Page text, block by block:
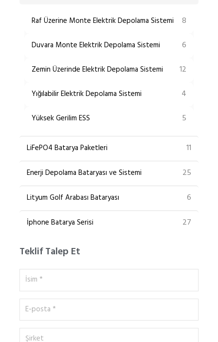
Raf Üzerine Monte Elektrik Depolama Sistemi 8
Duvara Monte Elektrik Depolama Sistemi 6
Zemin Üzerinde Elektrik Depolama Sistemi 12
Yığılabilir Elektrik Depolama Sistemi 4
Yüksek Gerilim ESS 5
LiFePO4 Batarya Paketleri 11
Enerji Depolama Bataryası ve Sistemi 25
Lityum Golf Arabası Bataryası 6
İphone Batarya Serisi 27
Teklif Talep Et
İsim
*
E-
posta
* Şirket